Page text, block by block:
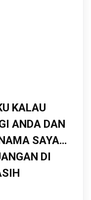
KALAU
ANDA DAN
SAYA…
DI